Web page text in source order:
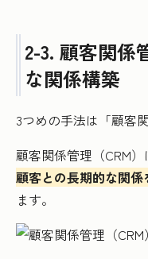
2-3. 顧客関係
な関係構築
3つめの手法は「顧客
顧客関係管理（CRM）
顧客との長期的な関
ます。